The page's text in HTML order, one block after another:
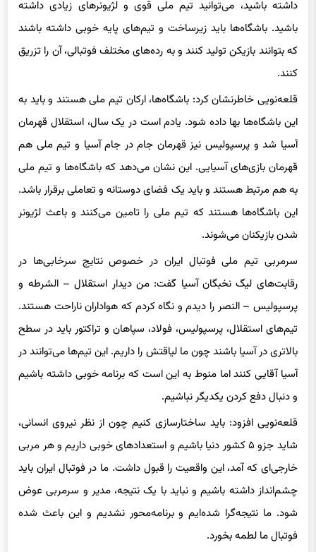
داشته باشید،‌ می‌توانید تیم ملی قوی‌ و لژیونرهای زیادی داشته
باشید. باشگاه‌ها باید زیرساخت‌ و تیم‌های پایه خوبی داشته باشند
که بتوانند بازیکن تولید کنند و به رده‌های مختلف فوتبالی، آن را تزریق
کنند.
قلعه‌نویی خاطرنشان کرد: باشگاه‌ها، ارکان تیم ملی هستند و باید به
این باشگاه‌ها بها داده شود. یادم است در یک سال، استقلال قهرمان
آسیا شد و پرسپولیس نیز قهرمان جام در جام آسیا و تیم ملی هم
قهرمان بازی‌های آسیایی. این نشان می‌دهد که باشگاه‌ها و تیم ملی
به هم مرتبط هستند و باید یک فضای دوستانه و تعاملی برقرار باشد.
این باشگاه‌ها هستند که تیم ملی را تامین می‌کنند و باعث لژیونر
شدن بازیکنان می‌شوند.
سرمربی تیم ملی فوتبال ایران در خصوص نتایج سرخابی‌ها در
رقابت‌های لیگ نخبگان آسیا گفت: من دیدار استقلال – الشرطه و
پرسپولیس – النصر را دیدم و نگاه کردم که هواداران ناراحت هستند.
تیم‌های استقلال، پرسپولیس، فولاد، سپاهان و تراکتور باید در سطح
بالاتری در آسیا باشند چون ما لیاقتش را داریم. این تیم‌ها می‌توانند در
آسیا آقایی کنند اما منوط به این است که برنامه خوبی داشته باشیم
و دنبال دفع کردن یکدیگر نباشیم.
قلعه‌نویی افزود: باید ساختارسازی کنیم چون از نظر نیروی انسانی،
شاید جزو ۵ کشور دنیا باشیم و استعدادهای خوبی داریم و هر مربی
خارجی‌ای که آمد، این واقعیت را قبول داشت. ما در فوتبال ایران باید
چشم‌انداز داشته باشیم و نباید با یک نتیجه، مدیر و سرمربی عوض‌
شود. ما نتیجه‌گرا شده‌ایم و برنامه‌محور نشدیم و این باعث شده
فوتبال ما لطمه بخورد.